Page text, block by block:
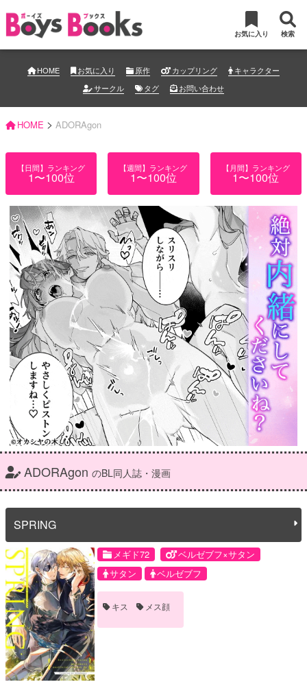
お気に入り 検索
HOME お気に入り 原作 カップリング
キャラクター
サークル
タグ お問い合わせ
HOME > ADORAgon
【日間】ランキング
1〜100位
【週間】ランキング
1〜100位
【月間】ランキング
1〜100位
ADORAgon のBL同人誌・漫画
SPRING
メギド72
ベルゼブフ×サタン
サタン
ベルゼブフ
キス メス顔